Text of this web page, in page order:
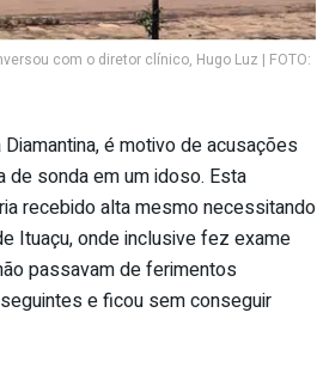
com o diretor clínico, Hugo Luz | FOTO:
é motivo de acusações
sonda em um idoso. Esta
recebido alta mesmo necessitando
Ituaçu, onde inclusive fez exame
passavam de ferimentos
e ficou sem conseguir